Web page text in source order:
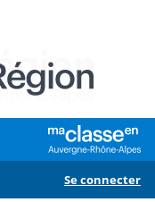
Se connecter